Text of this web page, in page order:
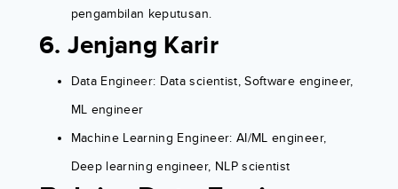
pengambilan keputusan.
6. Jenjang Karir
Data Engineer: Data scientist, Software engineer,
ML engineer
Machine Learning Engineer: AI/ML engineer,
Deep learning engineer, NLP scientist